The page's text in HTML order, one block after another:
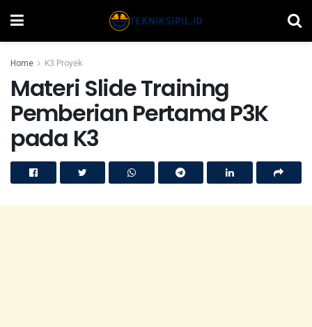
Home K3 Proyek
Materi Slide Training
Pemberian Pertama P3K
pada K3